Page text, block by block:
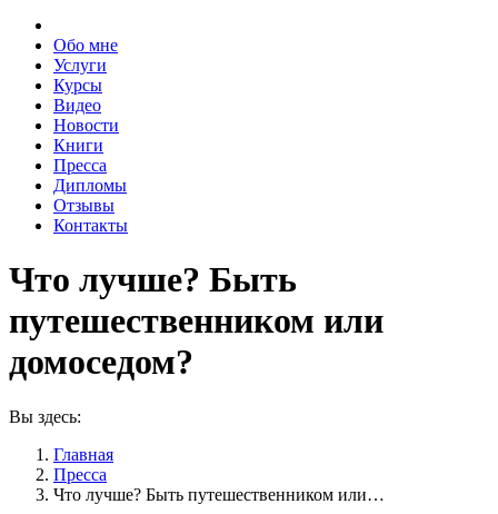
Обо мне
Услуги
Курсы
Видео
Новости
Книги
Пресса
Дипломы
Отзывы
Контакты
Что лучше? Быть
путешественником или
домоседом?
Вы здесь:
Главная
Пресса
Что лучше? Быть путешественником или…